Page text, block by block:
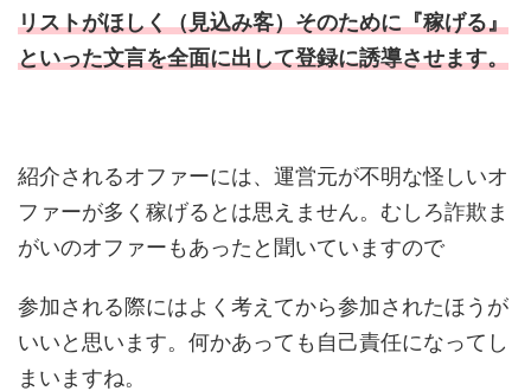
リストがほしく（見込み客）そのために『稼げる』
といった文言を全面に出して登録に誘導させます。
紹介されるオファーには、運営元が不明な怪しいオ
ファーが多く稼げるとは思えません。むしろ詐欺ま
がいのオファーもあったと聞いていますので
参加される際にはよく考えてから参加されたほうが
いいと思います。何かあっても自己責任になってし
まいますね。